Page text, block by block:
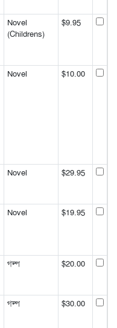
Novel
(Childrens)
$9.95
Novel $10.00
Novel $29.95
Novel $19.95
গল্প $20.00
গল্প $30.00